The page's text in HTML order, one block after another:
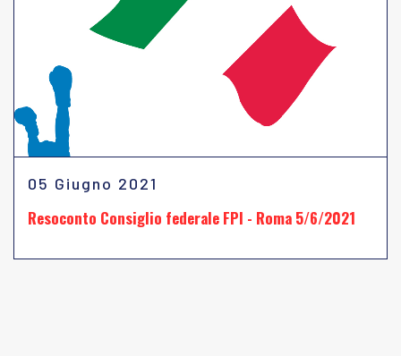
05 Giugno 2021
Resoconto Consiglio federale FPI - Roma 5/6/2021